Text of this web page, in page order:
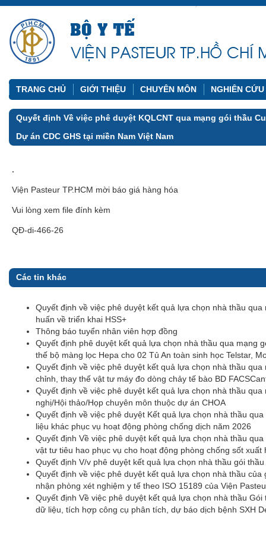
TRANG CHỦ GIỚI THIỆU CHUYÊN MÔN NGHIÊN
Quyết định Về việc phê duyệt KQLCNT qua mạng gói thầu
Dự án CDC GHS tại miền Nam Việt Nam
.
Viện Pasteur TP.HCM mời báo giá hàng hóa
Vui lòng xem file đính kèm
QĐ-di-466-26
Các tin khác
Quyết định về việc phê duyệt kết quả lựa chọn nhà thầu
huấn về triển khai HSS+
Thông báo tuyển nhân viên hợp đồng
Quyết định phê duyệt kết quả lựa chọn nhà thầu qua mạng
thế bộ màng lọc Hepa cho 02 Tủ An toàn sinh học Telstar,
Quyết định về việc phê duyệt kết quả lựa chọn nhà thầu
chỉnh, thay thế vật tư máy đo dòng chảy tế bào BD
Quyết định về việc phê duyệt kết quả lựa chọn nhà thầu
nghị/Hội thảo/Họp chuyên môn thuộc dự án CHOA
Quyết định về việc phê duyệt Kết quả lựa chọn nhà thầu
liệu khác phục vụ hoạt động phòng chống dịch năm 2026
Quyết định Về việc phê duyệt kết quả lựa chọn nhà thầu
vật tư tiêu hao phục vụ cho hoạt động phòng chống sốt xuất
Quyết định V/v phê duyệt kết quả lựa chọn nhà thầu gói
Quyết định về việc phê duyệt kết quả lựa chọn nhà thầu
nhận phòng xét nghiệm y tế theo ISO 15189 của Viện
Quyết định Về việc phê duyệt kết quả lựa chọn nhà thầu
dữ liệu, tích hợp công cụ phân tích, dự báo dịch bệnh SXH